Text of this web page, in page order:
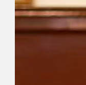
新闻中心